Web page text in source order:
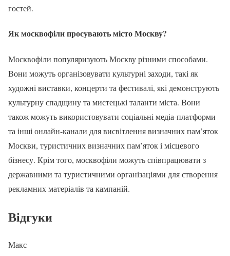
гостей.
Як москвофіли просувають місто Москву?
Москвофіли популяризують Москву різними способами.
Вони можуть організовувати культурні заходи, такі як
художні виставки, концерти та фестивалі, які демонструють
культурну спадщину та мистецькі таланти міста. Вони
також можуть використовувати соціальні медіа-платформи
та інші онлайн-канали для висвітлення визначних пам’яток
Москви, туристичних визначних пам’яток і місцевого
бізнесу. Крім того, москвофіли можуть співпрацювати з
державними та туристичними організаціями для створення
рекламних матеріалів та кампаній.
Відгуки
Макс